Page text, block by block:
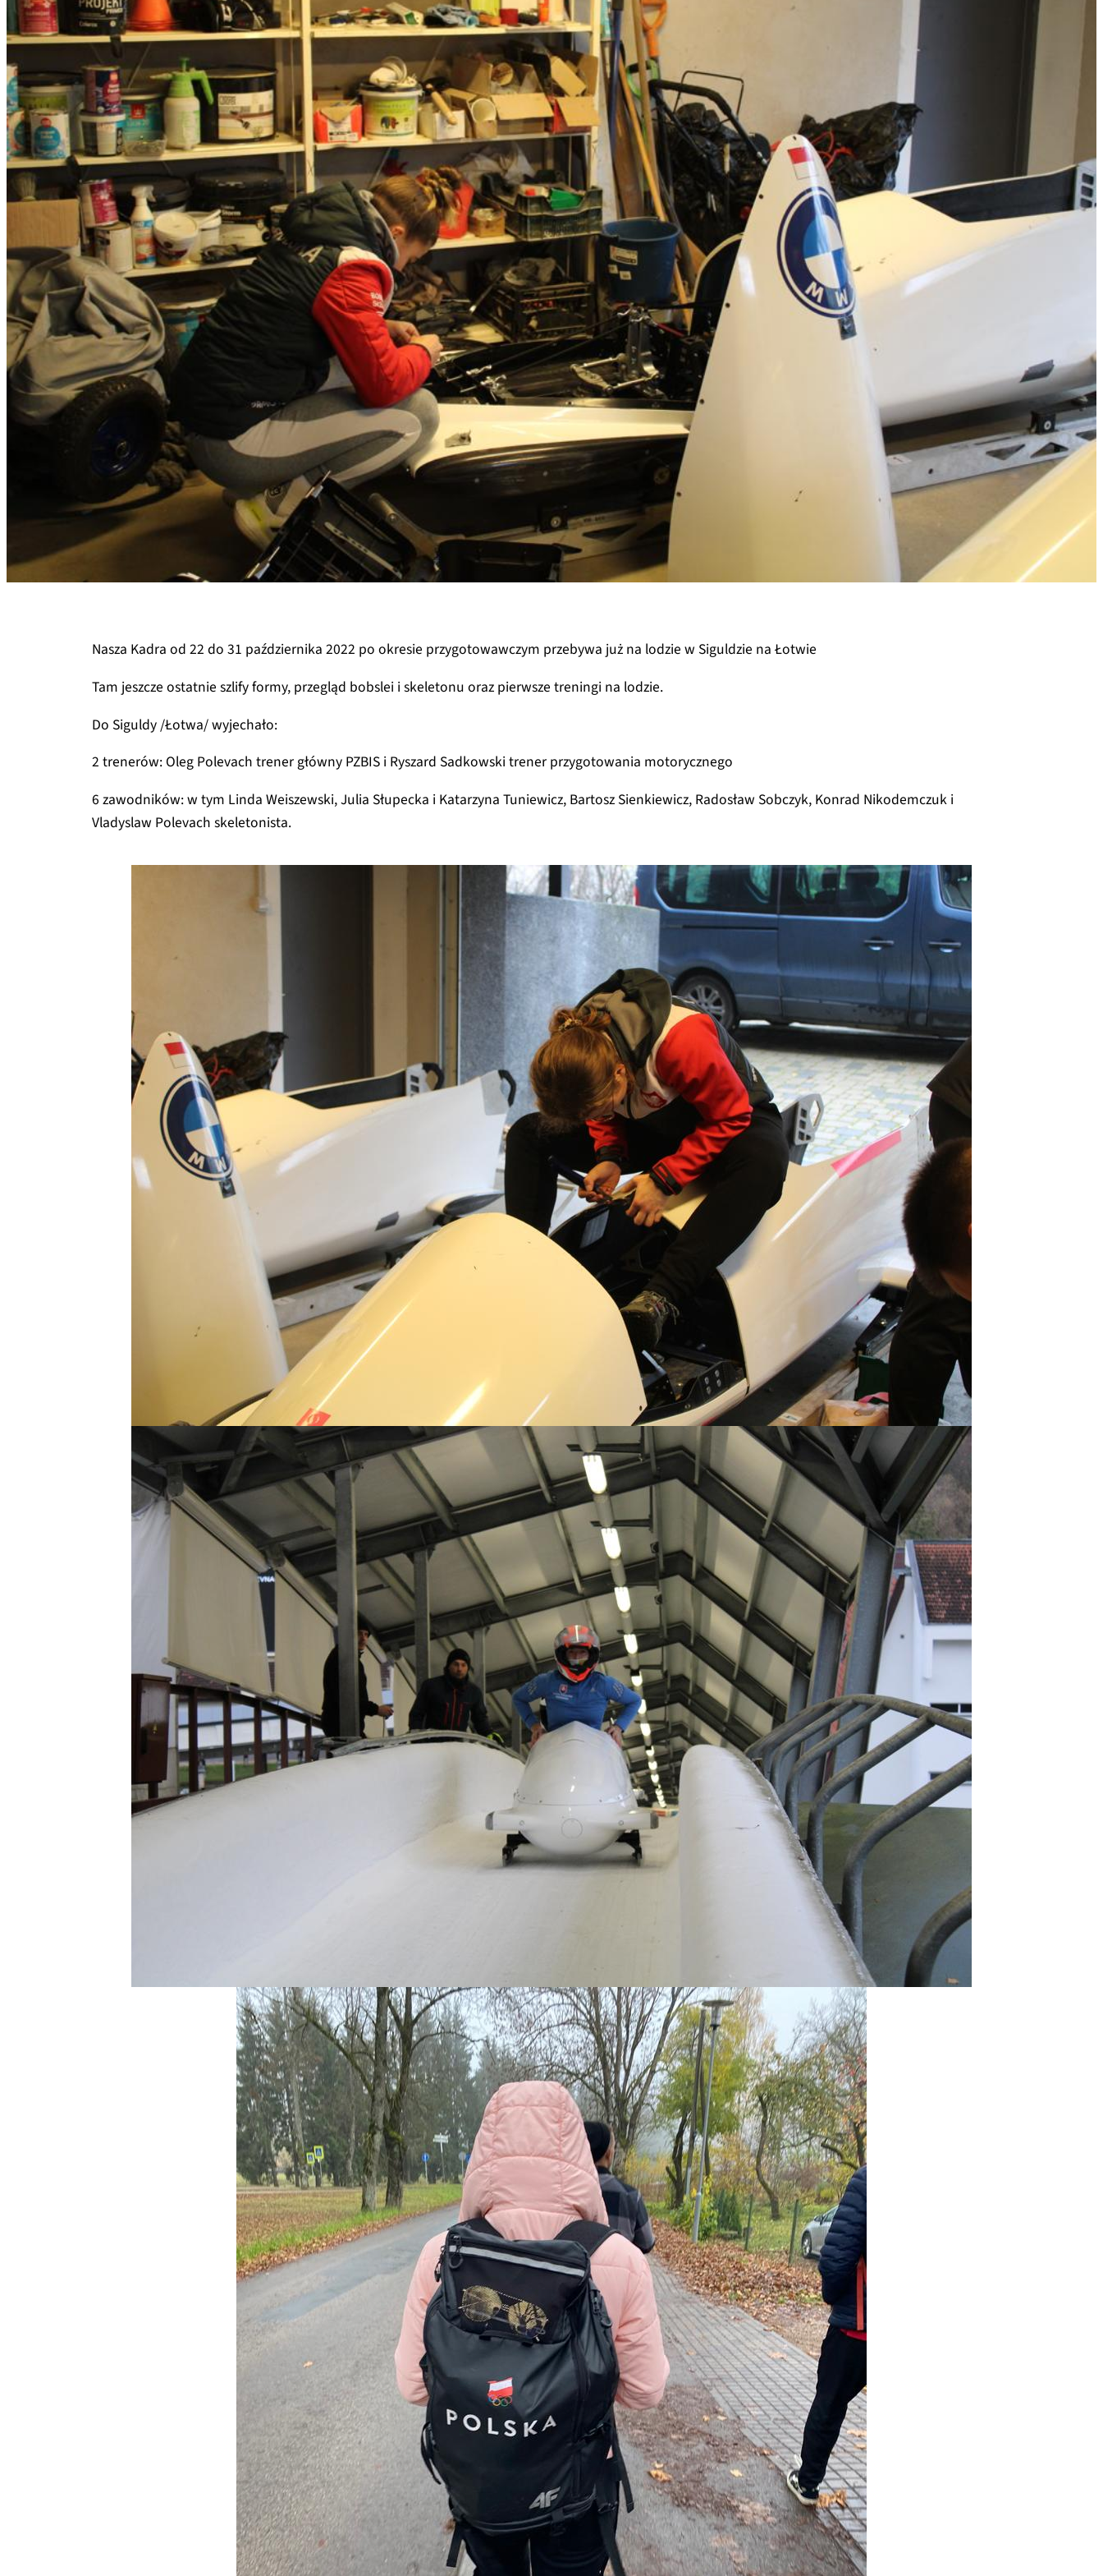
Nasza Kadra od 22 do 31 października 2022 po okresie przygotowawczym przebywa już na lodzie w Siguldzie na Łotwie
Tam jeszcze ostatnie szlify formy, przegląd bobslei i skeletonu oraz pierwsze treningi na lodzie.
Do Siguldy /Łotwa/ wyjechało:
2 trenerów: Oleg Polevach trener główny PZBIS i Ryszard Sadkowski trener przygotowania motorycznego
6 zawodników: w tym Linda Weiszewski, Julia Słupecka i Katarzyna Tuniewicz, Bartosz Sienkiewicz, Radosław Sobczyk, Konrad Nikodemczuk i
Vladyslaw Polevach skeletonista.